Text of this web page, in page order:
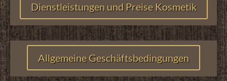
Dienstleistungen und Preise Kosmetik
Allgemeine Geschäftsbedingungen